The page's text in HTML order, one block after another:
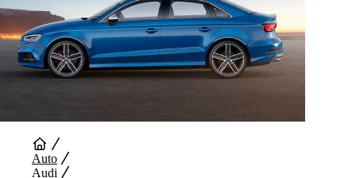
Auto Diensten
Auto
Audi